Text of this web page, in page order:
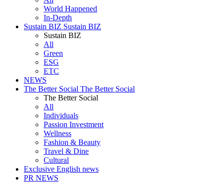
World Happened
In-Depth
Sustain BIZ Sustain BIZ
Sustain BIZ
All
Green
ESG
ETC
NEWS
The Better Social The Better Social
The Better Social
All
Individuals
Passion Investment
Wellness
Fashion & Beauty
Travel & Dine
Cultural
Exclusive English news
PR NEWS